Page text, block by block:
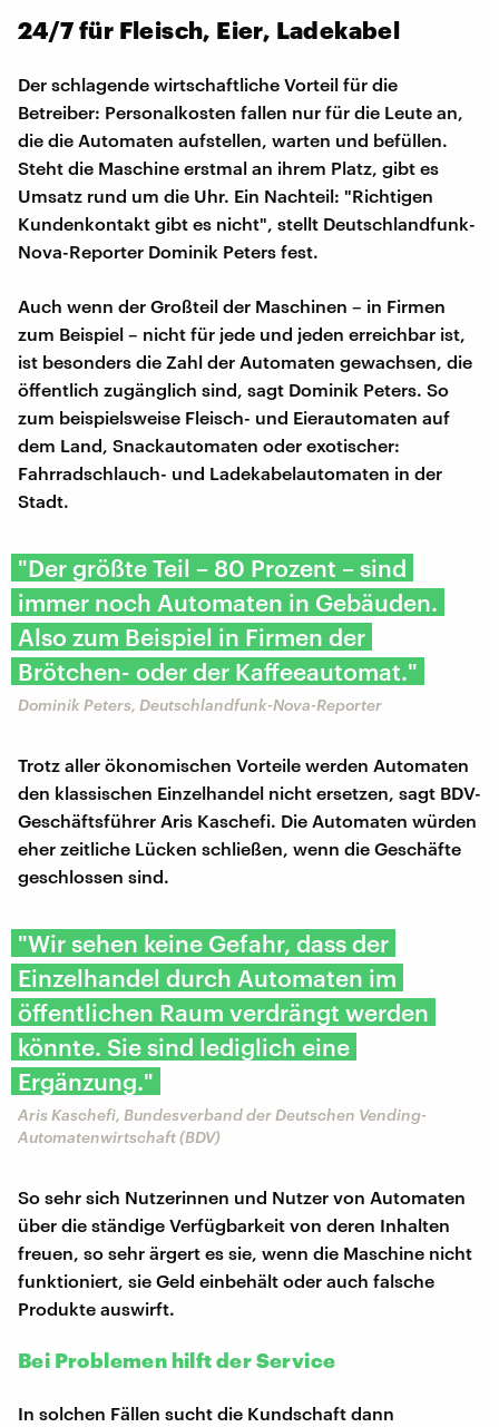
24/7 für Fleisch, Eier, Ladekabel
Der schlagende wirtschaftliche Vorteil für die
Betreiber: Personalkosten fallen nur für die Leute an,
die die Automaten aufstellen, warten und befüllen.
Steht die Maschine erstmal an ihrem Platz, gibt es
Umsatz rund um die Uhr. Ein Nachteil: "Richtigen
Kundenkontakt gibt es nicht", stellt Deutschlandfunk-
Nova-Reporter Dominik Peters fest.
Auch wenn der Großteil der Maschinen – in Firmen
zum Beispiel – nicht für jede und jeden erreichbar ist,
ist besonders die Zahl der Automaten gewachsen, die
öffentlich zugänglich sind, sagt Dominik Peters. So
zum beispielsweise Fleisch- und Eierautomaten auf
dem Land, Snackautomaten oder exotischer:
Fahrradschlauch- und Ladekabelautomaten in der
Stadt.
"Der größte Teil – 80 Prozent – sind
immer noch Automaten in Gebäuden.
Also zum Beispiel in Firmen der
Brötchen- oder der Kaffeeautomat."
Dominik Peters, Deutschlandfunk-Nova-Reporter
Trotz aller ökonomischen Vorteile werden Automaten
den klassischen Einzelhandel nicht ersetzen, sagt BDV-
Geschäftsführer Aris Kaschefi. Die Automaten würden
eher zeitliche Lücken schließen, wenn die Geschäfte
geschlossen sind.
"Wir sehen keine Gefahr, dass der
Einzelhandel durch Automaten im
öffentlichen Raum verdrängt werden
könnte. Sie sind lediglich eine
Ergänzung."
Aris Kaschefi, Bundesverband der Deutschen Vending-
Automatenwirtschaft (BDV)
So sehr sich Nutzerinnen und Nutzer von Automaten
über die ständige Verfügbarkeit von deren Inhalten
freuen, so sehr ärgert es sie, wenn die Maschine nicht
funktioniert, sie Geld einbehält oder auch falsche
Produkte auswirft.
Bei Problemen hilft der Service
In solchen Fällen sucht die Kundschaft dann